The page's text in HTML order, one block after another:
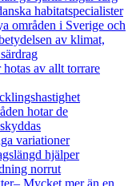
habitatspecialister
områden i Sverige och
av klimat,
av allt torrare
hotar de
variationer
hjälper
norrut
Mycket mer än en